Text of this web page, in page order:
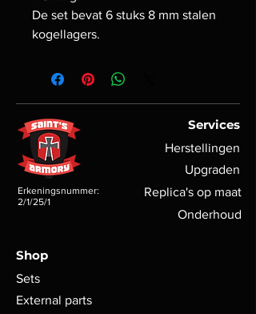
De set bevat 6 stuks 8 mm stalen
kogellagers.
Services
Herstellingen
Upgraden
Erkeningsnummer:
2/1/25/1
Replica's op maat
Onderhoud
Shop
Sets
External parts